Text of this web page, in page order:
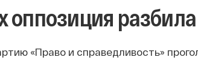
оппозиция
«Право и справедливость»